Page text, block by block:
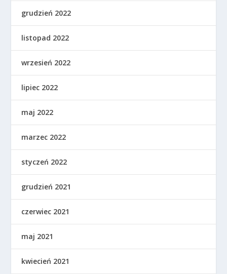
grudzień 2022
listopad 2022
wrzesień 2022
lipiec 2022
maj 2022
marzec 2022
styczeń 2022
grudzień 2021
czerwiec 2021
maj 2021
kwiecień 2021